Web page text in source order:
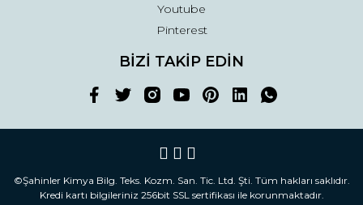
Youtube
Pinterest
BİZİ TAKİP EDİN
©Şahinler Kimya Bilg. Teks. Kozm. San. Tic. Ltd. Şti. Tüm hakları saklıdır.
Kredi kartı bilgileriniz 256bit SSL sertifikası ile korunmaktadır.